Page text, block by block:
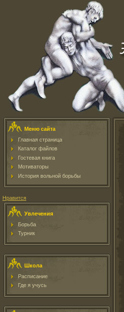
Меню сайта
Главная страница
Каталог файлов
Гостевая книга
Мотиваторы
История вольной борьбы
Нравится
Увлечения
Борьба
Турник
Школа
Расписание
Где я учусь